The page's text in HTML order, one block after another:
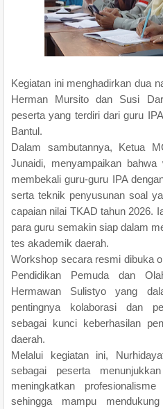
Kegiatan ini menghadirkan dua
Herman Mursito dan Susi
peserta yang terdiri dari guru
Bantul.
Dalam sambutannya, Ketua
Junaidi, menyampaikan
membekali guru-guru IPA
serta teknik penyusunan soal
capaian nilai TKAD tahun 2026.
para guru semakin siap dalam
tes akademik daerah.
Workshop secara resmi dibuka
Pendidikan Pemuda dan
Hermawan Sulistyo yang
pentingnya kolaborasi dan
sebagai kunci keberhasilan
daerah.
Melalui kegiatan ini,
sebagai peserta
meningkatkan
sehingga mampu